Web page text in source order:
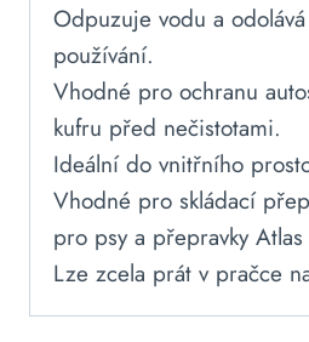
Odpuzuje vodu a
používání.
Vhodné pro ochranu
kufru před nečistotami.
Ideální do vnitřního
Vhodné pro skládací
pro psy a přepravky
Lze zcela prát v pračce